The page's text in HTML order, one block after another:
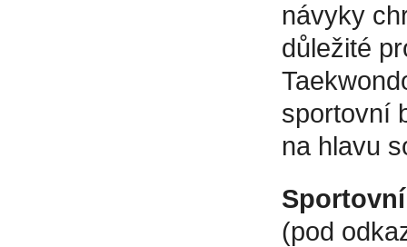
návyky
důležité
sportovní
na hlavu
(pod